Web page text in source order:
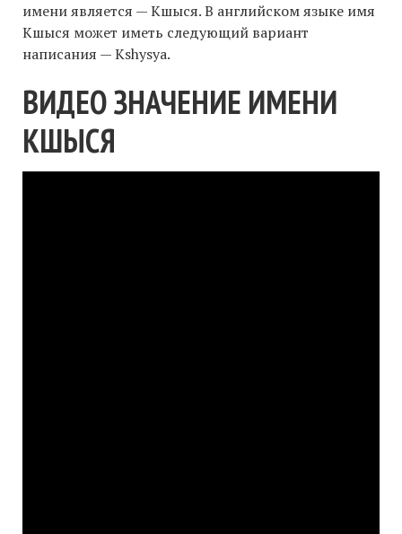
имени является — Кшыся. В английском языке имя
Кшыся может иметь следующий вариант
написания — Kshysya.
ВИДЕО ЗНАЧЕНИЕ ИМЕНИ
КШЫСЯ